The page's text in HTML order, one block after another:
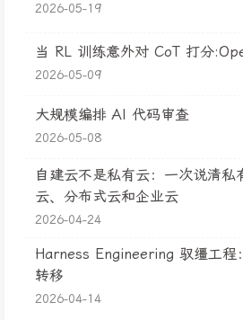
2026-05-19
当 RL 训练意外对 CoT 打分
2026-05-09
大规模编排 AI 代码审查
2026-05-08
自建云不是私有云：一次说清私
云、分布式云和企业云
2026-04-24
Harness Engineering 驭缰工程
转移
2026-04-14